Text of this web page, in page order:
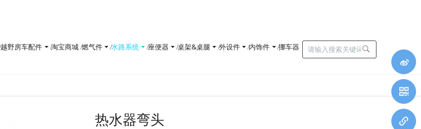
越野房车配件 淘宝商城 燃气件 水路系统 座便器 桌架&桌腿 外设件 内饰件 挪车器
热水器弯头